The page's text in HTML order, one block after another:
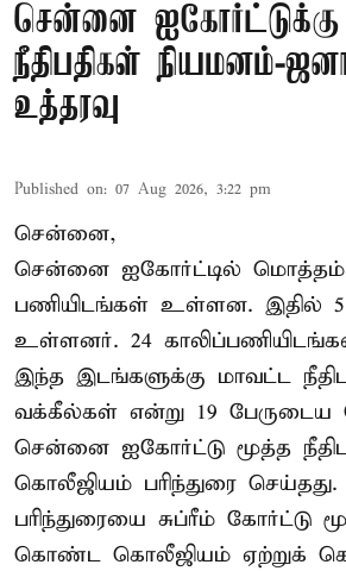
சென்னை ஐகோர்ட்டுக்கு
நீதிபதிகள் நியமனம்-
உத்தரவு
Published on: 07 Aug 2026, 3:22 pm
சென்னை,
சென்னை ஐகோர்ட்டில் மொத்தம்
பணியிடங்கள் உள்ளன. இதில் 51
உள்ளனர். 24
இந்த இடங்களுக்கு மாவட்ட
வக்கீல்கள் என்று 19 பேருடைய
சென்னை ஐகோர்ட்டு மூத்த
கொலீஜியம் பரிந்துரை
பரிந்துரையை சுப்ரீம் கோர்ட்டு
கொண்ட கொலீஜியம் ஏற்றுக்